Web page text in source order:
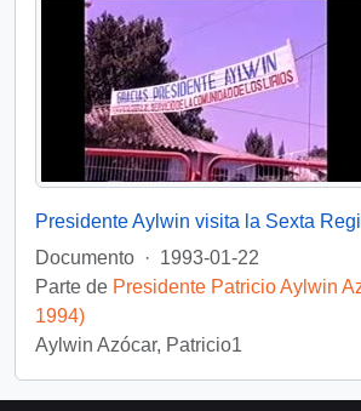
Presidente Aylwin visita la Sexta
Documento · 1993-01-22
Parte de Presidente Patricio Aylwin
1994)
Aylwin Azócar, Patricio1